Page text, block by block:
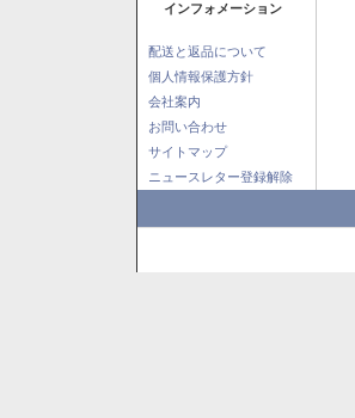
インフォメーション
配送と返品について
個人情報保護方針
会社案内
お問い合わせ
サイトマップ
ニュースレター登録解除